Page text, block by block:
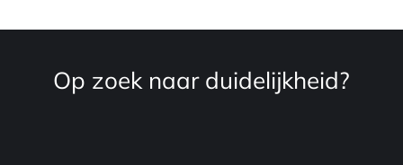
Op zoek naar duidelijkheid?